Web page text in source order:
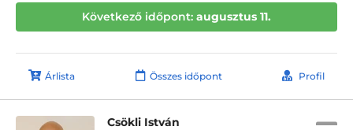
Következő időpont: augusztus 11.
Árlista Összes időpont Profil
Csökli István